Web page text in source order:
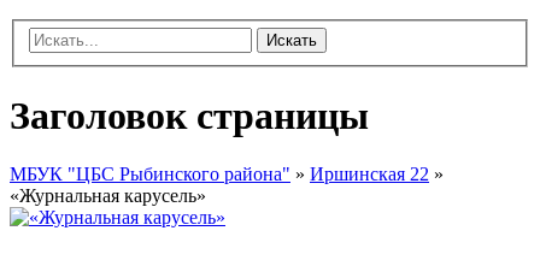
Искать
Заголовок страницы
МБУК "ЦБС Рыбинского района" » Иршинская 22 »
«Журнальная карусель»